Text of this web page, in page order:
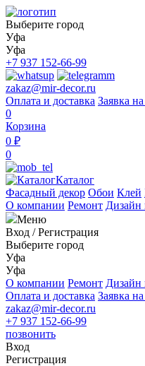
Выберите город
Уфа
Уфа
+7 937 152-66-99
zakaz@mir-decor.ru
Оплата и доставка Заявка
0
Корзина
0 ₽
0
Каталог
Фасадный декор Обои Клей
О компании Ремонт Дизайн
Меню
Вход /Регистрация
Выберите город
Уфа
Уфа
О компании Ремонт Дизайн
Оплата и доставка Заявка
zakaz@mir-decor.ru
+7 937 152-66-99
позвонить
Вход
Регистрация